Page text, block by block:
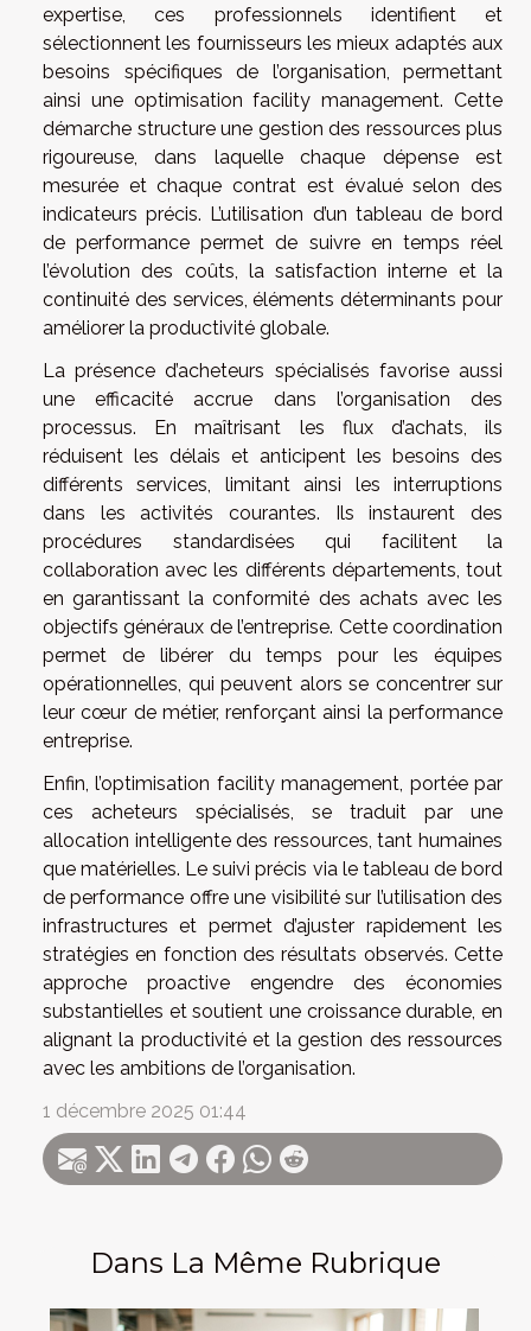
Dans La Même Rubrique
expertise, ces professionnels identifient et
sélectionnent les fournisseurs les mieux adaptés aux
besoins spécifiques de l’organisation, permettant
ainsi une optimisation facility management. Cette
démarche structure une gestion des ressources plus
rigoureuse, dans laquelle chaque dépense est
mesurée et chaque contrat est évalué selon des
indicateurs précis. L’utilisation d’un tableau de bord
de performance permet de suivre en temps réel
l’évolution des coûts, la satisfaction interne et la
continuité des services, éléments déterminants pour
améliorer la productivité globale.
La présence d’acheteurs spécialisés favorise aussi
une efficacité accrue dans l’organisation des
processus. En maîtrisant les flux d’achats, ils
réduisent les délais et anticipent les besoins des
différents services, limitant ainsi les interruptions
dans les activités courantes. Ils instaurent des
procédures standardisées qui facilitent la
collaboration avec les différents départements, tout
en garantissant la conformité des achats avec les
objectifs généraux de l’entreprise. Cette coordination
permet de libérer du temps pour les équipes
opérationnelles, qui peuvent alors se concentrer sur
leur cœur de métier, renforçant ainsi la performance
entreprise.
Enfin, l’optimisation facility management, portée par
ces acheteurs spécialisés, se traduit par une
allocation intelligente des ressources, tant humaines
que matérielles. Le suivi précis via le tableau de bord
de performance offre une visibilité sur l’utilisation des
infrastructures et permet d’ajuster rapidement les
stratégies en fonction des résultats observés. Cette
approche proactive engendre des économies
substantielles et soutient une croissance durable, en
alignant la productivité et la gestion des ressources
avec les ambitions de l’organisation.
1 décembre 2025 01:44